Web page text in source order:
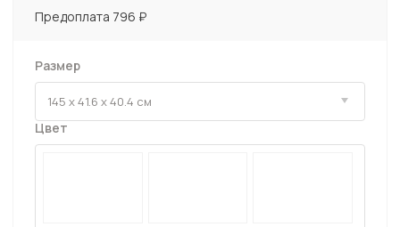
Предоплата 796 ₽
Размер
Цвет